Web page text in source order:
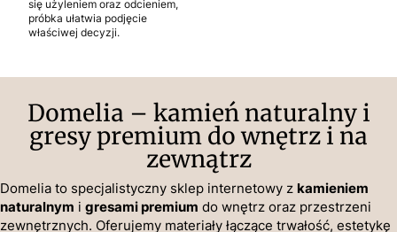
się użyleniem oraz odcieniem,
próbka ułatwia podjęcie
właściwej decyzji.
Domelia – kamień naturalny i
gresy premium do wnętrz i na
zewnątrz
Domelia to specjalistyczny sklep internetowy z kamieniem
naturalnym i gresami premium do wnętrz oraz przestrzeni
zewnętrznych. Oferujemy materiały łączące trwałość, estetykę